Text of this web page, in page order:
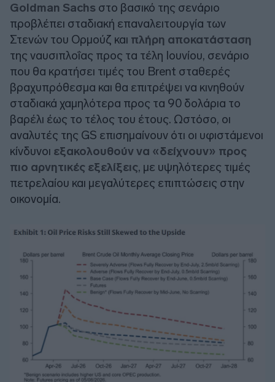
Goldman Sachs στο βασικό της σενάριο
προβλέπει σταδιακή επαναλειτουργία των
Στενών του Ορμούζ και πλήρη αποκατάσταση
της ναυσιπλοΐας προς τα τέλη Ιουνίου, σενάριο
που θα κρατήσει τιμές του Brent σταθερές
βραχυπρόθεσμα και θα επιτρέψει να κινηθούν
σταδιακά χαμηλότερα προς τα 90 δολάρια το
βαρέλι έως το τέλος του έτους. Ωστόσο, οι
αναλυτές της GS επισημαίνουν ότι οι υφιστάμενοι
κίνδυνοι εξακολουθούν να «δείχνουν» προς
πιο αρνητικές εξελίξεις, με υψηλότερες τιμές
πετρελαίου και μεγαλύτερες επιπτώσεις στην
οικονομία.